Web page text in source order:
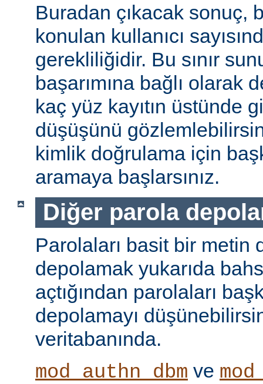
Buradan çıkacak sonuç,
konulan kullanıcı
gerekliliğidir. Bu sınır
başarımına bağlı olarak
kaç yüz kayıtın üstünde
düşüşünü
kimlik doğrulama için
aramaya başlarsınız.
Diğer parola
Parolaları basit bir metin
depolamak yukarıda
açtığından parolaları
depolamayı
veritabanında.
mod_authn_dbm ve